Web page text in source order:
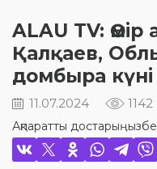
ALAU TV:
Қалқаев,
домбыра күні
11.07.2024 1142
Ақпаратты